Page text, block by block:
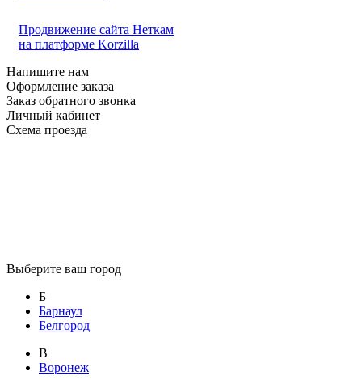
Продвижение сайта Неткам
на платформе Korzilla
Напишите нам
Оформление заказа
Заказ обратного звонка
Личный кабинет
Схема проезда
Выберите ваш город
Б
Барнаул
Белгород
В
Воронеж